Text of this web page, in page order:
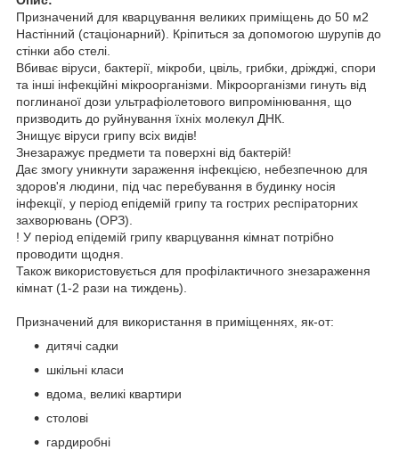
Призначений для кварцування великих приміщень до 50 м2
Настінний (стаціонарний). Кріпиться за допомогою шурупів до
стінки або стелі.
Вбиває віруси, бактерії, мікроби, цвіль, грибки, дріжджі, спори
та інші інфекційні мікроорганізми. Мікроорганізми гинуть від
поглинаної дози ультрафіолетового випромінювання, що
призводить до руйнування їхніх молекул ДНК.
Знищує віруси грипу всіх видів!
Знезаражує предмети та поверхні від бактерій!
Дає змогу уникнути зараження інфекцією, небезпечною для
здоров'я людини, під час перебування в будинку носія
інфекції, у період епідемій грипу та гострих респіраторних
захворювань (ОРЗ).
! У період епідемій грипу кварцування кімнат потрібно
проводити щодня.
Також використовується для профілактичного знезараження
кімнат (1-2 рази на тиждень).
Призначений для використання в приміщеннях, як-от:
дитячі садки
шкільні класи
вдома, великі квартири
столові
гардиробні